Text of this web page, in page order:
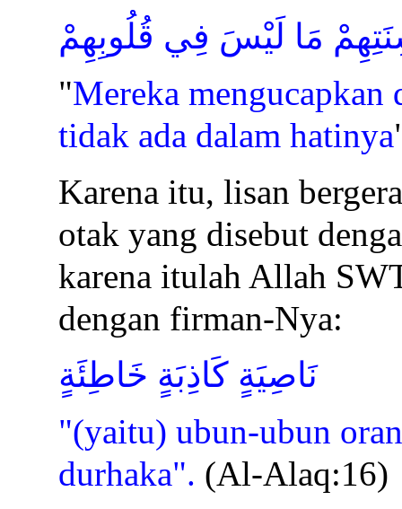
مَا لَيْسَ فِي قُلُوبِهِمْ
"Mereka mengucapkan
tidak ada dalam hatinya
Karena itu, lisan
otak yang disebut
karena itulah Allah
dengan firman-Nya:
نَاصِيَةٍ كَاذِبَةٍ خَاطِئَةٍ
"(yaitu) ubun-ubun
durhaka". (Al-Alaq:16)